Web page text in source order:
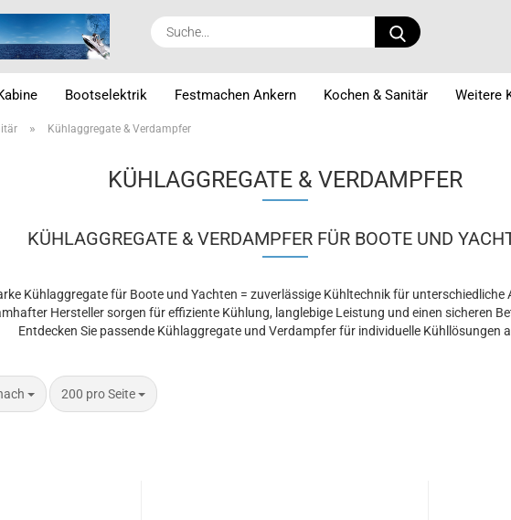
Suche...
Bootselektrik Festmachen Ankern Kochen & Sanitär Weitere
» Kühlaggregate & Verdampfer
KÜHLAGGREGATE & VERDAMPFER
KÜHLAGGREGATE & VERDAMPFER FÜR BOOTE UND
Kühlaggregate für Boote und Yachten = zuverlässige Kühltechnik für unterschiedliche
Hersteller sorgen für effiziente Kühlung, langlebige Leistung und einen sicheren
Entdecken Sie passende Kühlaggregate und Verdampfer für individuelle Kühllösungen
200 pro Seite
pro Seite